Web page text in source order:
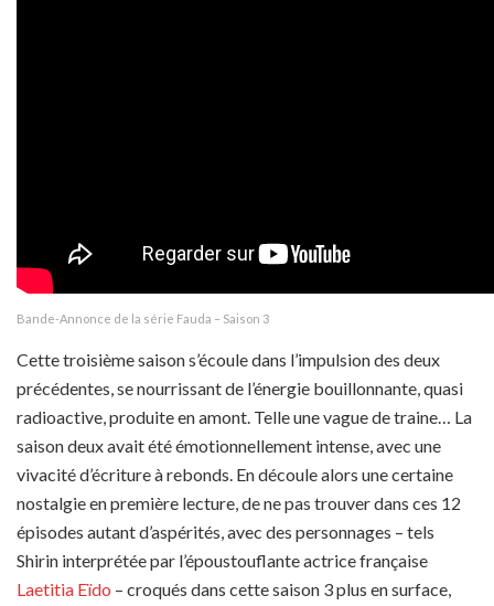
Bande-Annonce de la série Fauda – Saison 3
Cette troisième saison s’écoule dans l’impulsion des deux
précédentes, se nourrissant de l’énergie bouillonnante, quasi
radioactive, produite en amont. Telle une vague de traine… La
saison deux avait été émotionnellement intense, avec une
vivacité d’écriture à rebonds. En découle alors une certaine
nostalgie en première lecture, de ne pas trouver dans ces 12
épisodes autant d’aspérités, avec des personnages – tels
Shirin interprétée par l’époustouflante actrice française
Laetitia Eïdo – croqués dans cette saison 3 plus en surface,